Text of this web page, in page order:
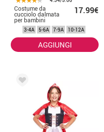
Costume da
cucciolo dalmata
per bambini
17.99€
3-4A 5-6A 7-9A 10-12A
AGGIUNGI